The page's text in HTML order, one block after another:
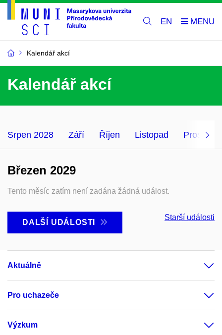
EN
Kalendář akcí
Kalendář akcí
Srpen 2028 Září Říjen Listopad Prosinec
Březen 2029
Tento měsíc zatím není zadána žádná událost.
DALŠÍ UDÁLOSTI
Starší události
Aktuálně
Pro uchazeče
Výzkum